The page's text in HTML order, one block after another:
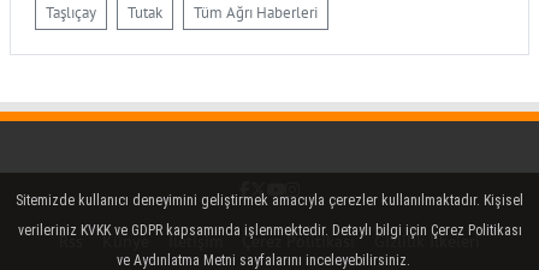
Taşlıçay Tutak Tüm Ağrı Haberleri
Facebook
Twitter (X)
YouTube
Instagram
Rss Künye İletişim Çerez Politikası Gizlilik İlkeleri
Sitemizde kullanıcı deneyimini geliştirmek amacıyla çerezler kullanılmaktadır. Kişisel
verileriniz KVKK ve GDPR kapsamında işlenmektedir. Detaylı bilgi için Çerez Politikası
ve Aydınlatma Metni sayfalarını inceleyebilirsiniz.